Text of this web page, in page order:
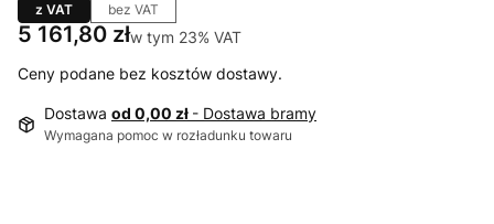
z VAT bez VAT
Cena
5 161,80 złw tym 23% VAT
w tym 23% VAT
Ceny podane bez kosztów dostawy.
Dostawa od 0,00 zł - Dostawa bramy
Wymagana pomoc w rozładunku towaru